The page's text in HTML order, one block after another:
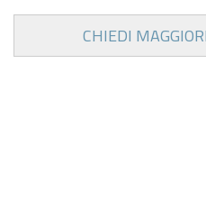
CHIEDI